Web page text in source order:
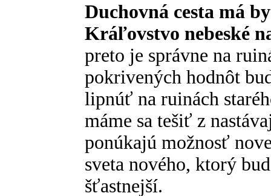
Duchovná cesta má
Kráľovstvo nebeské
preto je správne na
pokrivených hodnôt
lipnúť na ruinách
máme sa tešiť z
ponúkajú možnosť
sveta nového, ktorý
šťastnejší.